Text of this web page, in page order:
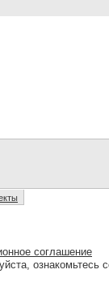
соглашение
ознакомьтесь